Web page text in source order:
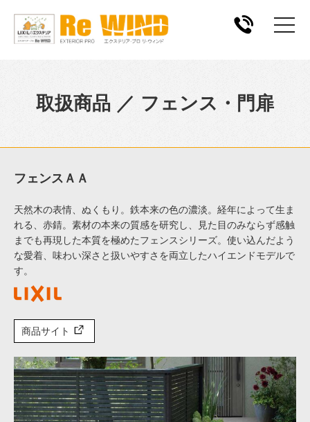
取扱商品 ／ フェンス・門扉
フェンスＡＡ
天然木の表情、ぬくもり。鉄本来の色の濃淡。経年によって生ま
れる、赤錆。素材の本来の質感を研究し、見た目のみならず感触
までも再現した本質を極めたフェンスシリーズ。使い込んだよう
な愛着、味わい深さと扱いやすさを両立したハイエンドモデルで
す。
商品サイト